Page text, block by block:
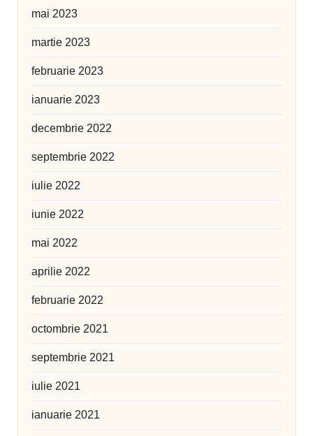
mai 2023
martie 2023
februarie 2023
ianuarie 2023
decembrie 2022
septembrie 2022
iulie 2022
iunie 2022
mai 2022
aprilie 2022
februarie 2022
octombrie 2021
septembrie 2021
iulie 2021
ianuarie 2021